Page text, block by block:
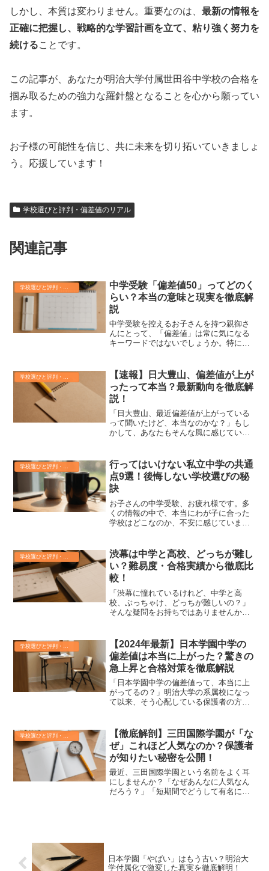
しかし、本質は変わりません。重要なのは、 最新の情報を
正確に把握し、戦略的な学習計画を立て、粘り強く努力を
続けることです。
この記事が、あなたが明治大学付属世田谷中学校の合格を
掴み取るための強力な羅針盤となることを心から願ってい
ます。
お子様の可能性を信じ、共に未来を切り拓いていきましょ
う。応援しています！
学校選びと評判・偏差値のリアル
関連記事
中学受験「偏差値50」ってどのく
らい？本当の意味と現実を徹底解
説
中学受験を控えるお子さんを持つ親御さ
んにとって、「偏差値」は常に気になる
キーワードではないでしょうか。特に
てはその意味合いが大きく異なります。
「中学受験の偏差値50は...
【速報】日大豊山、偏差値が上が
ったって本当？最新動向を徹底解
説！
「日大豊山、最近偏差値が上がっている
って聞いたけど、本当なのかな？」もし
かして、あなたもそんな風に感じていま
もし本当に偏差値が上がっていたら、合
格はさらに難しくなるので...
学校選びと評判・偏差値のリアル
行ってはいけない私立中学の共通
点9選！後悔しない学校選びの秘
訣
お子さんの中学受験、お疲れ様です。多
くの情報の中で、本当にわが子に合った
学校はどこなのか、不安に感じていませ
で検索したかもしれませんね。大切なお
子さんの将来に関わる選択...
渋幕は中学と高校、どっちが難し
い？難易度・合格実績から徹底比
較！
「渋幕に憧れているけれど、中学と高
校、ぶっちゃけ、どっちが難しいの？」
そんな疑問をお持ちではありませんか？
悩んでしまう方も多いはず。この記事で
は、渋幕の中学受験と高校受験...
【2024年最新】日本学園中学の
偏差値は本当に上がった？驚きの
急上昇と合格対策を徹底解説
「日本学園中学の偏差値って、本当に上
がってるの？」明治大学の系属校になっ
て以来、そう心配している保護者の方も
格対策、さらには今後の予測まで、日本
学園中学校（明大世田谷）...
学校選びと評判・偏差値のリアル
【徹底解剖】三田国際学園が「な
ぜ」これほど人気なのか？保護者
が知りたい秘密を公開！
最近、三田国際学園という名前をよく耳
にしませんか？「なぜあんなに人気なん
だろう？」「短期間でどうして有名にな
日本学園「やばい」はもう古い？明治大
学付属化で激変した真実を徹底解明！